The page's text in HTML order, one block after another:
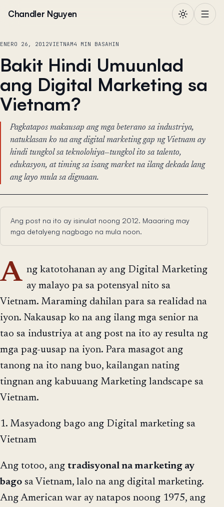
Chandler Nguyen
ENERO 26, 2012VIETNAM4 MIN BASAHIN
Bakit Hindi Umuunlad
ang Digital Marketing sa
Vietnam?
Pagkatapos makausap ang mga beterano sa industriya,
natuklasan ko na ang digital marketing gap ng Vietnam ay
hindi tungkol sa teknolohiya—tungkol ito sa talento,
edukasyon, at timing sa isang market na ilang dekada lang
ang layo mula sa digmaan.
Ang post na ito ay isinulat noong 2012. Maaaring may
mga detalyeng nagbago na mula noon.
A ng katotohanan ay ang Digital Marketing
ay malayo pa sa potensyal nito sa
Vietnam. Maraming dahilan para sa realidad na
iyon. Nakausap ko na ang ilang mga senior na
tao sa industriya at ang post na ito ay resulta ng
mga pag-uusap na iyon. Para masagot ang
tanong na ito nang buo, kailangan nating
tingnan ang kabuuang Marketing landscape sa
Vietnam.
1. Masyadong bago ang Digital marketing sa
Vietnam
Ang totoo, ang tradisyonal na marketing ay
bago sa Vietnam, lalo na ang digital marketing.
Ang American war ay natapos noong 1975, ang